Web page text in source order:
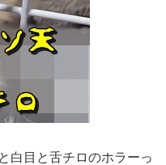
白目と舌チロのホラーっ